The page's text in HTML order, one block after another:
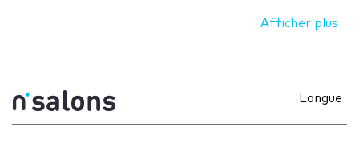
Afficher plus
Langue